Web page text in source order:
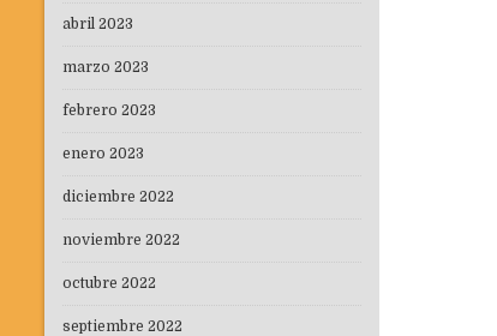
abril 2023
marzo 2023
febrero 2023
enero 2023
diciembre 2022
noviembre 2022
octubre 2022
septiembre 2022